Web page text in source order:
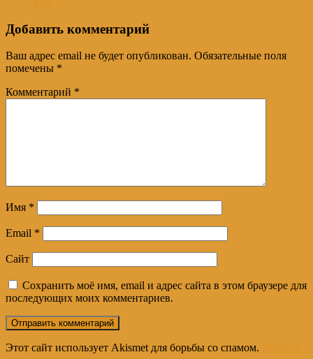
Добавить комментарий
Ваш адрес email не будет опубликован. Обязательные поля
помечены *
Комментарий *
Имя *
Email *
Сайт
Сохранить моё имя, email и адрес сайта в этом браузере для
последующих моих комментариев.
Этот сайт использует Akismet для борьбы со спамом.